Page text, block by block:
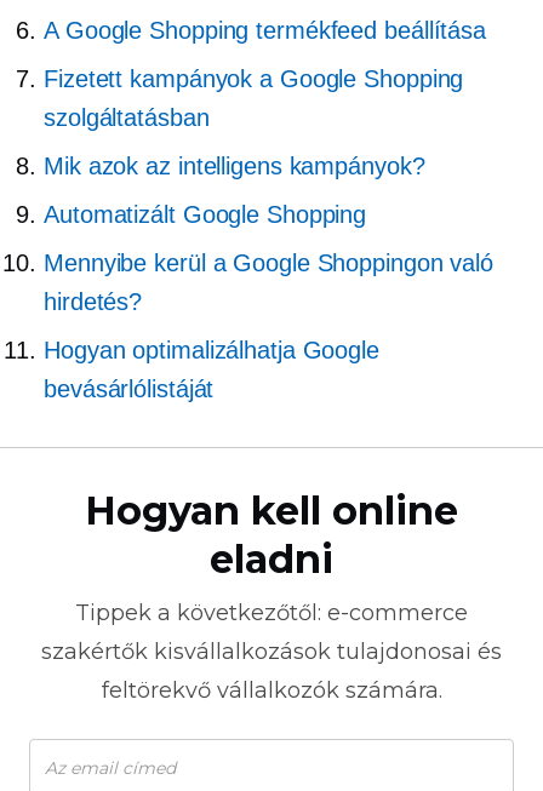
A Google Shopping termékfeed beállítása
Fizetett kampányok a Google Shopping
szolgáltatásban
Mik azok az intelligens kampányok?
Automatizált Google Shopping
Mennyibe kerül a Google Shoppingon való
hirdetés?
Hogyan optimalizálhatja Google
bevásárlólistáját
Hogyan kell online
eladni
Tippek a következőtől: e-commerce
szakértők kisvállalkozások tulajdonosai és
feltörekvő vállalkozók számára.